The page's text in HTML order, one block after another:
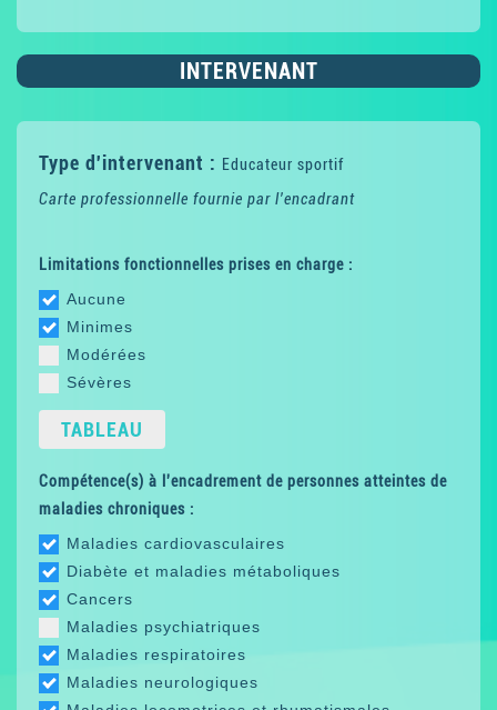
INTERVENANT
Type d'intervenant : Educateur sportif
Carte professionnelle fournie par l'encadrant
Limitations fonctionnelles prises en charge :
Aucune
Minimes
Modérées
Sévères
TABLEAU
Compétence(s) à l'encadrement de personnes atteintes de
maladies chroniques :
Maladies cardiovasculaires
Diabète et maladies métaboliques
Cancers
Maladies psychiatriques
Maladies respiratoires
Maladies neurologiques